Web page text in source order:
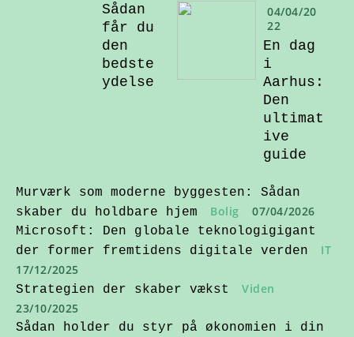
Sådan
får du
den
bedste
ydelse
04/04/20
22
En dag
i
Aarhus:
Den
ultimat
ive
guide
Murværk som moderne byggesten: Sådan
skaber du holdbare hjem
Bolig 07/04/2026
Microsoft: Den globale teknologigigant
der former fremtidens digitale verden
IT
17/12/2025
Strategien der skaber vækst
Viden
23/10/2025
Sådan holder du styr på økonomien i din